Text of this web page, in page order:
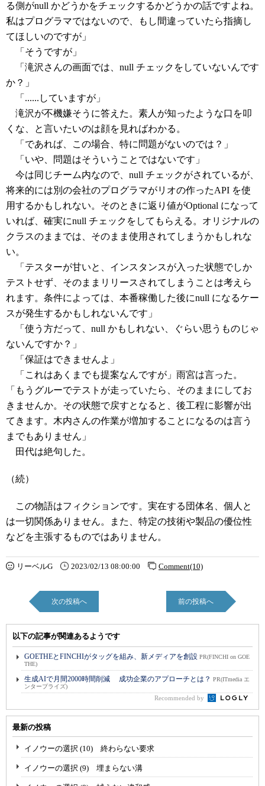
る側がnull かどうかをチェックするかどうかの話ですよね。
私はプログラマではないので、もし間違っていたら指摘し
てほしいのですが」
「そうですが」
「滝沢さんの画面では、null チェックをしていないんです
か？」
「......していますが」
滝沢が不機嫌そうに答えた。素人が知ったような口を叩
くな、と言いたいのは顔を見ればわかる。
「であれば、この場合、特に問題がないのでは？」
「いや、問題はそういうことではないです」
今は同じチーム内なので、null チェックがされているが、
将来的には別の会社のプログラマがリオの作ったAPI を使
用するかもしれない。そのときに返り値がOptional になって
いれば、確実にnull チェックをしてもらえる。オリジナルの
クラスのままでは、そのまま使用されてしまうかもしれな
い。
「テスターが甘いと、インスタンスが入った状態でしか
テストせず、そのままリリースされてしまうことは考えら
れます。条件によっては、本番稼働した後にnull になるケー
スが発生するかもしれないんです」
「使う方だって、null かもしれない、ぐらい思うものじゃ
ないんですか？」
「保証はできませんよ」
「これはあくまでも提案なんですが」雨宮は言った。
「もうグルーでテストが走っていたら、そのままにしてお
きませんか。その状態で戻すとなると、後工程に影響が出
てきます。木内さんの作業が増加することになるのは言う
までもありません」
田代は絶句した。
（続）
この物語はフィクションです。実在する団体名、個人と
は一切関係ありません。また、特定の技術や製品の優位性
などを主張するものではありません。
リーベルG 2023/02/13 08:00:00 Comment(10)
次の投稿へ 前の投稿へ
以下の記事が関連あるようです
GOETHEとFINCHIがタッグを組み、新メディアを創設 PR(FINCHI on GOE
THE)
生成AIで月間2000時間削減 成功企業のアプローチとは？ PR(ITmedia エ
ンタープライズ)
Recommended by
最新の投稿
イノウーの選択 (10) 終わらない要求
イノウーの選択 (9) 埋まらない溝